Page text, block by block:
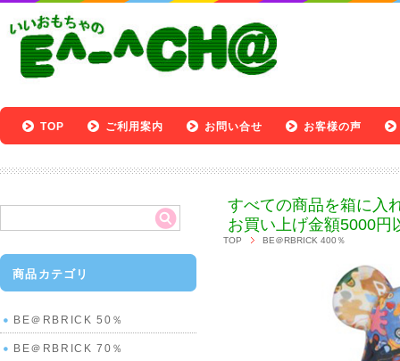
TOP ご利用案内 お問い合せ お客様の声
すべての商品を箱に入
お買い上げ金額5000円
TOP BE＠RBRICK 400％
商品カテゴリ
BE＠RBRICK 50％
BE＠RBRICK 70％